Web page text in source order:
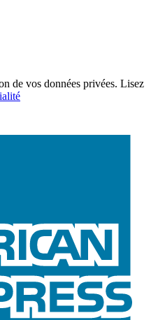
de vos données privées. Lisez